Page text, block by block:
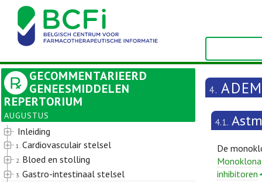
GECOMMENTARIEERD
GENEESMIDDELEN
REPERTORIUM
AUGUSTUS
Inleiding
1. Cardiovasculair stelsel
2. Bloed en stolling
3. Gastro-intestinaal stelsel
4.
4.1.
De
inhibitoren